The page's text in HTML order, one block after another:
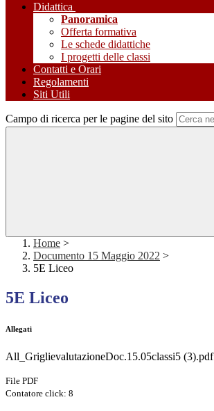
Didattica
Panoramica
Offerta formativa
Le schede didattiche
I progetti delle classi
Contatti e Orari
Regolamenti
Siti Utili
Campo di ricerca per le pagine del sito
Home >
Documento 15 Maggio 2022 >
5E Liceo
5E Liceo
Allegati
All_GriglievalutazioneDoc.15.05classi5 (3).pdf
File PDF
Contatore click: 8